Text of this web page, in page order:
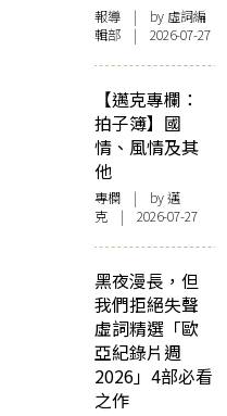
報導 | by 虛詞編
輯部 | 2026-07-27
【邁克專欄：
拍子簿】國
情、風情及其
他
專欄 | by邁
克 | 2026-07-27
黑夜漫長，但
我們拒絕失聲
虛詞精選「歐
亞紀錄片週
2026」4部必看
之作